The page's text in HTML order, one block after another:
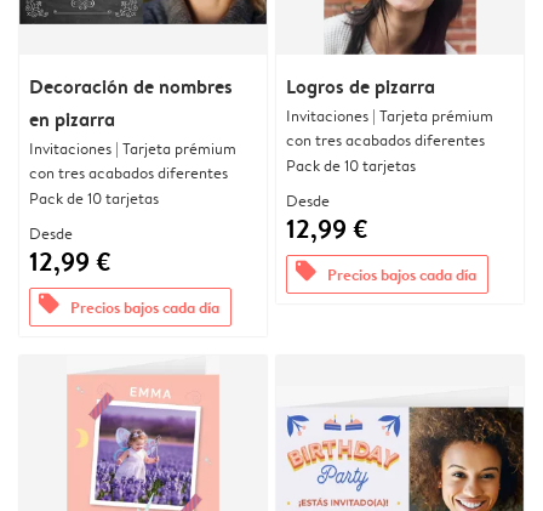
Decoración de nombres
en pizarra
Invitaciones | Tarjeta prémium
con tres acabados diferentes
Pack de 10 tarjetas
Desde
12,99 €
offers Precios bajos cada día
Logros de pizarra
Invitaciones | Tarjeta prémium
con tres acabados diferentes
Pack de 10 tarjetas
Desde
12,99 €
offers Precios bajos cada día